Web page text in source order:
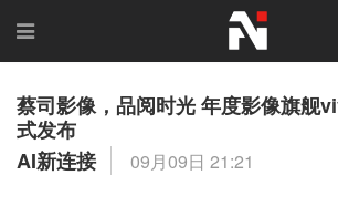
蔡司影像，品阅时光 年度影像旗舰
式发布
AI新连接
09月09日 21:21